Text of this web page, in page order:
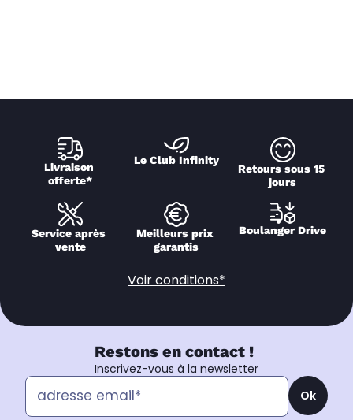
Livraison
offerte*
Le Club Infinity
Retours sous 15
jours
Service après
vente
Meilleurs prix
garantis
Boulanger Drive
Voir conditions*
Restons en contact !
Inscrivez-vous à la newsletter
Ok